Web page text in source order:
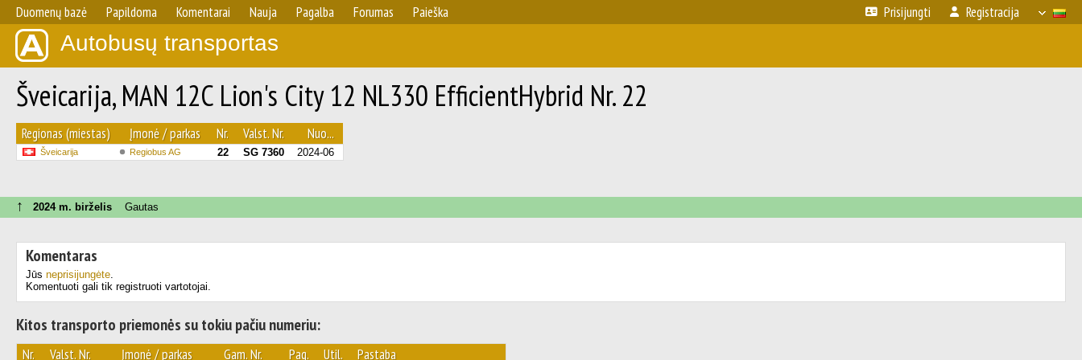
Duomenų bazė Papildoma Komentarai Nauja Pagalba Forumas Paieška Prisijungti Registracija
Autobusų transportas
Šveicarija, MAN 12C Lion's City 12 NL330 EfficientHybrid Nr. 22
Regionas (miestas) Įmonė / parkas Nr. Valst. Nr. Nuo...
Šveicarija Regiobus AG 22 SG 7360 2024-06
↑ 2024 m. birželis Gautas
Komentaras
Jūs neprisijungėte.
Komentuoti gali tik registruoti vartotojai.
Kitos transporto priemonės su tokiu pačiu numeriu:
Nr. Valst. Nr. Įmonė / parkas Gam. Nr. Pag. Util. Pastaba